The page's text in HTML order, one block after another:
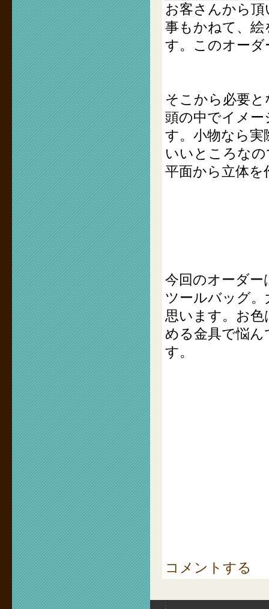
お客さんから
事もかねて、
す。このオー
そこから必要
頭の中でイメ
す。小物なら
いいところな
平面から立体を
今回のオーダ
ツールバッグ
思います。お
める金具で悩
す。
コメントする